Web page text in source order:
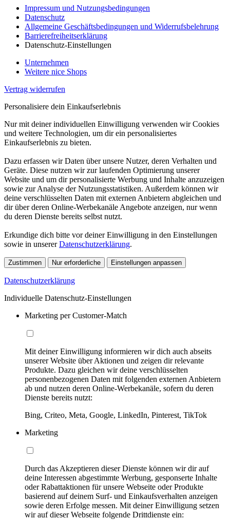
Impressum und Nutzungsbedingungen
Datenschutz
Allgemeine Geschäftsbedingungen und Widerrufsbelehrung
Barrierefreiheitserklärung
Datenschutz-Einstellungen
Unternehmen
Weitere nice Shops
Vertrag widerrufen
Personalisiere dein Einkaufserlebnis
Nur mit deiner individuellen Einwilligung verwenden wir Cookies
und weitere Technologien, um dir ein personalisiertes
Einkaufserlebnis zu bieten.
Dazu erfassen wir Daten über unsere Nutzer, deren Verhalten und
Geräte. Diese nutzen wir zur laufenden Optimierung unserer
Website und um dir personalisierte Werbung und Inhalte anzuzeigen
sowie zur Analyse der Nutzungsstatistiken. Außerdem können wir
deine verschlüsselten Daten mit externen Anbietern abgleichen und
dir über deren Online-Werbekanäle Angebote anzeigen, nur wenn
du deren Dienste bereits selbst nutzt.
Erkundige dich bitte vor deiner Einwilligung in den Einstellungen
sowie in unsererDatenschutzerklärung.
Zustimmen Nur erforderliche Einstellungen anpassen
Datenschutzerklärung
Individuelle Datenschutz-Einstellungen
Marketing per Customer-Match
Mit deiner Einwilligung informieren wir dich auch abseits
unserer Website über Aktionen und zeigen dir relevante
Produkte. Dazu gleichen wir deine verschlüsselten
personenbezogenen Daten mit folgenden externen Anbietern
ab und nutzen deren Online-Werbekanäle, sofern du deren
Dienste bereits nutzt:
Bing, Criteo, Meta, Google, LinkedIn, Pinterest, TikTok
Marketing
Durch das Akzeptieren dieser Dienste können wir dir auf
deine Interessen abgestimmte Werbung, gesponserte Inhalte
oder Rabattaktionen für unsere Webseite oder Produkte
basierend auf deinem Surf- und Einkaufsverhalten anzeigen
sowie deren Erfolge messen. Mit deiner Einwilligung setzen
wir auf dieser Webseite folgende Drittdienste ein: